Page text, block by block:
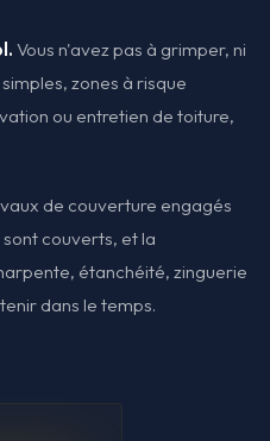
Vous n'avez pas à grimper, ni
zones à risque
ou entretien de toiture,
de couverture engagés
couverts, et la
étanchéité, zinguerie
dans le temps.